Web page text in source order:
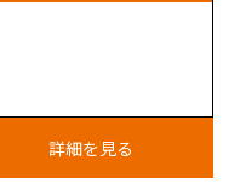
詳細を見る